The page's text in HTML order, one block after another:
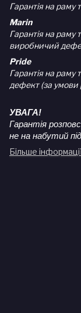
Гарантія на раму
Marin
Гарантія на раму
виробничий
Pride
Гарантія на раму
дефект (за умови
УВАГА!
Гарантія
не на набутий
Більше